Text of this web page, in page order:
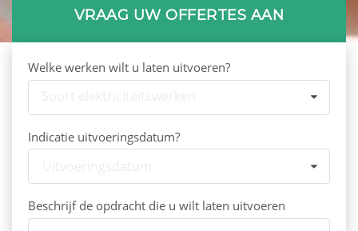
VRAAG UW OFFERTES AAN
Welke werken wilt u laten uitvoeren?
Indicatie uitvoeringsdatum?
Beschrijf de opdracht die u wilt laten uitvoeren